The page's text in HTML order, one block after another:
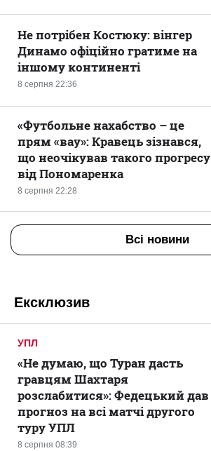
8 серпня 22:36
Не потрібен Костюку: вінгер
Динамо офіційно гратиме на
іншому континенті
8 серпня 22:28
«Футбольне нахабство – це
прям «вау»: Кравець зізнався,
що неочікував такого прогресу
від Пономаренка
Всі новини
Ексклюзив
УПЛ
8 серпня 08:39
«Не думаю, що Туран дасть
гравцям Шахтаря
розслабитися»: Федецький дав
прогноз на всі матчі другого
туру УПЛ